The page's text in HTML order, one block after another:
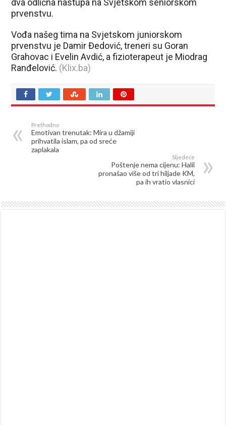
dva odlična nastupa na Svjetskom seniorskom
prvenstvu.
Vođa našeg tima na Svjetskom juniorskom
prvenstvu je Damir Đedović, treneri su Goran
Grahovac i Evelin Avdić, a fizioterapeut je Miodrag
Ranđelović. (Klix.ba)
Prethodno
Emotivan trenutak: Mira u džamiji
prihvatila islam, pa od sreće
zaplakala
Sljedeće
Poštenje nema cijenu: Halil
pronašao više od tri hiljade KM,
pa ih vratio vlasnici